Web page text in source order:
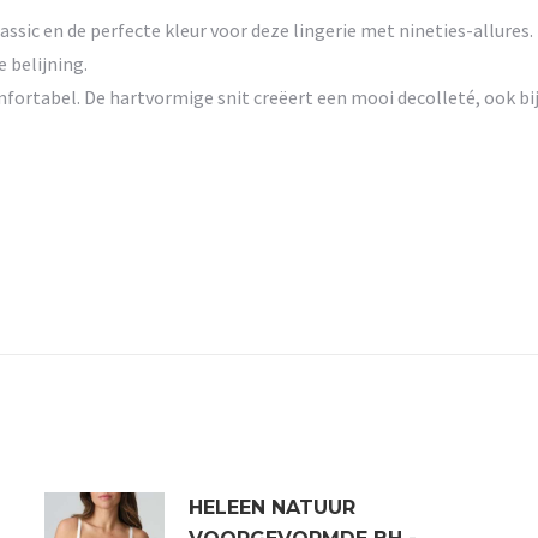
en de perfecte kleur voor deze lingerie met nineties-allures.
belijning.
De hartvormige snit creëert een mooi decolleté, ook
HELEEN NATUUR